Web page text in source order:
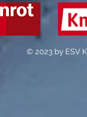
© 2023 by ESV